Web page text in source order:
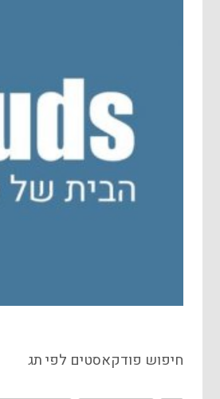
חיפוש פודקאסטים לפי תג